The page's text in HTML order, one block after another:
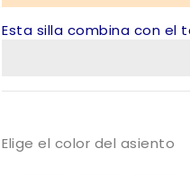
Esta silla combina con el
Elige el color del asiento